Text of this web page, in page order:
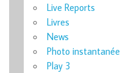
Live Reports
Livres
News
Photo instantanée
Play 3